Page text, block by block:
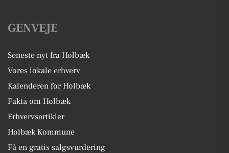
GENVEJE
Seneste nyt fra Holbæk
Vores lokale erhverv
Kalenderen for Holbæk
Fakta om Holbæk
Erhvervsartikler
Holbæk Kommune
Få en gratis salgsvurdering